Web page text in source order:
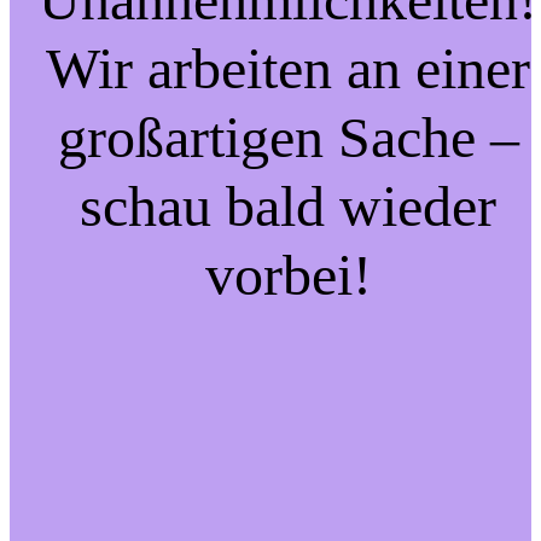
Wir arbeiten an einer
großartigen Sache –
schau bald wieder
vorbei!